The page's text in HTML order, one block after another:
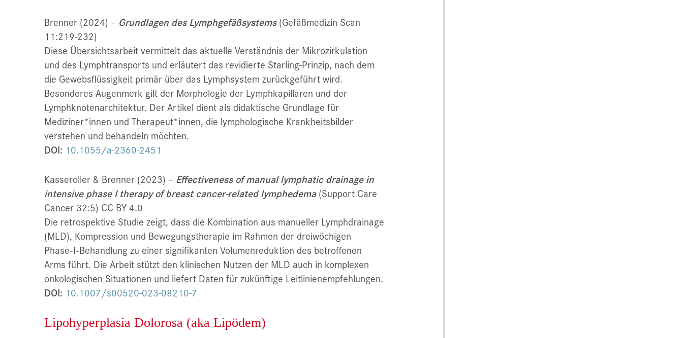
Brenner (2024) – Grundlagen des Lymphgefäßsystems(Gefäßmedizin Scan
11:219-232)
Diese Übersichtsarbeit vermittelt das aktuelle Verständnis der Mikrozirkulation
und des Lymphtransports und erläutert das revidierte Starling-Prinzip, nach dem
die Gewebsflüssigkeit primär über das Lymphsystem zurückgeführt wird.
Besonderes Augenmerk gilt der Morphologie der Lymphkapillaren und der
Lymphknotenarchitektur. Der Artikel dient als didaktische Grundlage für
Mediziner*innen und Therapeut*innen, die lymphologische Krankheitsbilder
verstehen und behandeln möchten.
DOI: 10.1055/a-2360-2451
Kasseroller & Brenner (2023) – Effectiveness of manual lymphatic drainage in
intensive phase I therapy of breast cancer-related lymphedema(Support Care
Cancer 32:5) CC BY 4.0
Die retrospektive Studie zeigt, dass die Kombination aus manueller Lymphdrainage
(MLD), Kompression und Bewegungstherapie im Rahmen der dreiwöchigen
Phase‑I‑Behandlung zu einer signifikanten Volumenreduktion des betroffenen
Arms führt. Die Arbeit stützt den klinischen Nutzen der MLD auch in komplexen
onkologischen Situationen und liefert Daten für zukünftige Leitlinienempfehlungen.
DOI: 10.1007/s00520-023-08210-7
Lipohyperplasia Dolorosa (aka Lipödem)